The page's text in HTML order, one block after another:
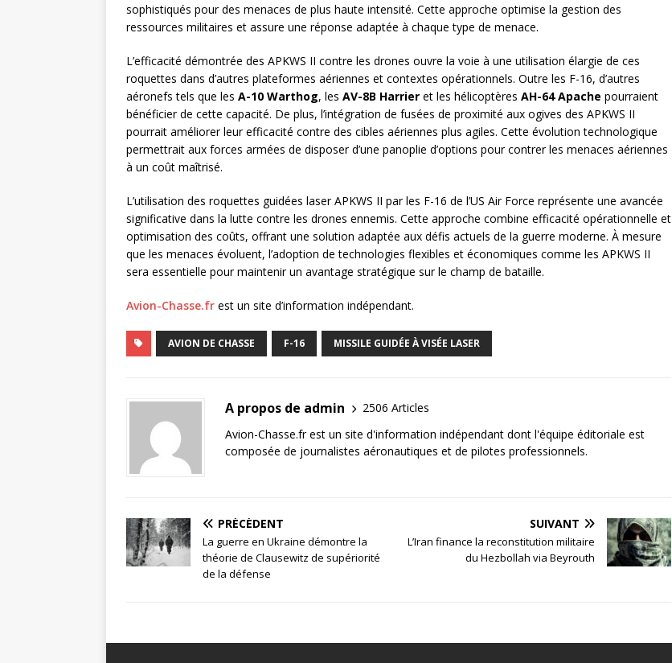
sophistiqués pour des menaces de plus haute intensité. Cette approche optimise la gestion des
ressources militaires et assure une réponse adaptée à chaque type de menace.
L’efficacité démontrée des APKWS II contre les drones ouvre la voie à une utilisation élargie de ces
roquettes dans d’autres plateformes aériennes et contextes opérationnels. Outre les F-16, d’autres
aéronefs tels que les A-10 Warthog, les AV-8B Harrier et les hélicoptères AH-64 Apache pourraient
bénéficier de cette capacité. De plus, l’intégration de fusées de proximité aux ogives des APKWS II
pourrait améliorer leur efficacité contre des cibles aériennes plus agiles. Cette évolution technologique
permettrait aux forces armées de disposer d’une panoplie d’options pour contrer les menaces aériennes
à un coût maîtrisé.
L’utilisation des roquettes guidées laser APKWS II par les F-16 de l’US Air Force représente une avancée
significative dans la lutte contre les drones ennemis. Cette approche combine efficacité opérationnelle et
optimisation des coûts, offrant une solution adaptée aux défis actuels de la guerre moderne. À mesure
que les menaces évoluent, l’adoption de technologies flexibles et économiques comme les APKWS II
sera essentielle pour maintenir un avantage stratégique sur le champ de bataille.
Avion-Chasse.fr est un site d’information indépendant.
AVION DE CHASSE F-16 MISSILE GUIDÉE À VISÉE LASER
A propos de admin
2506 Articles
Avion-Chasse.fr est un site d'information indépendant dont l'équipe éditoriale est
composée de journalistes aéronautiques et de pilotes professionnels.
PRÉCÉDENT
La guerre en Ukraine démontre la
théorie de Clausewitz de supériorité
de la défense
SUIVANT
L’Iran finance la reconstitution militaire
du Hezbollah via Beyrouth